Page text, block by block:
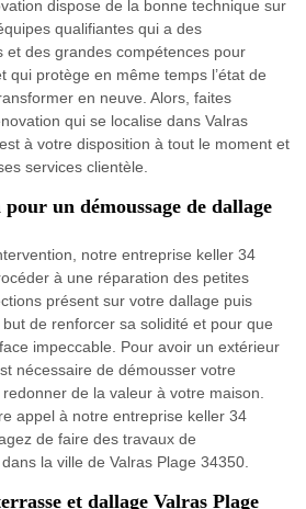
dispose de la bonne technique sur
qualifiantes qui a des
et des grandes compétences pour
qui protège en même temps l’état de
en neuve. Alors, faites
qui se localise dans Valras
à votre disposition à tout le moment et
services clientèle.
un démoussage de dallage
notre entreprise keller 34
à une réparation des petites
présent sur votre dallage puis
de renforcer sa solidité et pour que
impeccable. Pour avoir un extérieur
nécessaire de démousser votre
de la valeur à votre maison.
appel à notre entreprise keller 34
de faire des travaux de
la ville de Valras Plage 34350.
et dallage Valras Plage